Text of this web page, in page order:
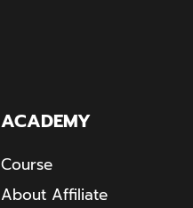
ACADEMY
Course
About Affiliate